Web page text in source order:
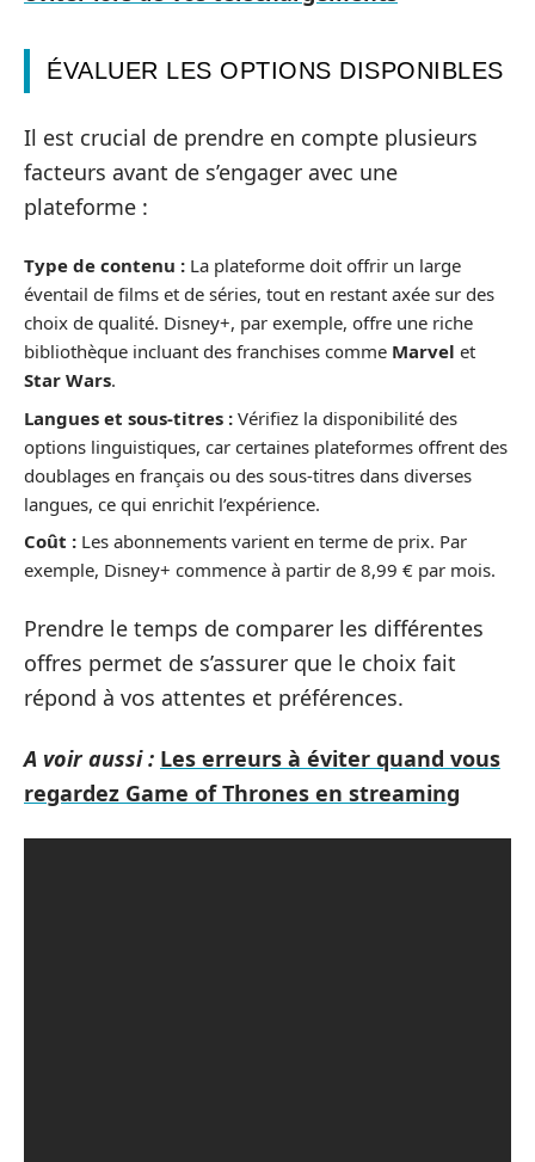
ÉVALUER LES OPTIONS DISPONIBLES
Il est crucial de prendre en compte plusieurs
facteurs avant de s’engager avec une
plateforme :
Type de contenu : La plateforme doit offrir un large
éventail de films et de séries, tout en restant axée sur des
choix de qualité. Disney+, par exemple, offre une riche
bibliothèque incluant des franchises comme Marvel et
Star Wars.
Langues et sous-titres : Vérifiez la disponibilité des
options linguistiques, car certaines plateformes offrent des
doublages en français ou des sous-titres dans diverses
langues, ce qui enrichit l’expérience.
Coût : Les abonnements varient en terme de prix. Par
exemple, Disney+ commence à partir de 8,99 € par mois.
Prendre le temps de comparer les différentes
offres permet de s’assurer que le choix fait
répond à vos attentes et préférences.
A voir aussi : Les erreurs à éviter quand vous
regardez Game of Thrones en streaming